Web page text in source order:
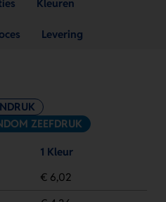
Kleuren
Levering
ZEEFDRUK
1 Kleur
€ 6,02